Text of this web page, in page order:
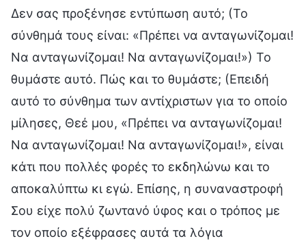
Δεν σας προξένησε εντύπωση αυτό; (Το
σύνθημά τους είναι: «Πρέπει να ανταγωνίζομαι!
Να ανταγωνίζομαι! Να ανταγωνίζομαι!») Το
θυμάστε αυτό. Πώς και το θυμάστε; (Επειδή
αυτό το σύνθημα των αντίχριστων για το οποίο
μίλησες, Θεέ μου, «Πρέπει να ανταγωνίζομαι!
Να ανταγωνίζομαι! Να ανταγωνίζομαι!», είναι
κάτι που πολλές φορές το εκδηλώνω και το
αποκαλύπτω κι εγώ. Επίσης, η συναναστροφή
Σου είχε πολύ ζωντανό ύφος και ο τρόπος με
τον οποίο εξέφρασες αυτά τα λόγια